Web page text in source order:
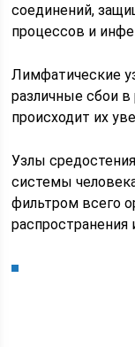
соединений,
процессов и
Лимфатические
различные сбои в
происходит их
Узлы
системы
фильтром всего